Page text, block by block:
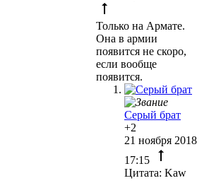
Только на Армате.
Она в армии
появится не скоро,
если вообще
появится.
Серый брат
+2
21 ноября 2018
17:15
Цитата: Kaw